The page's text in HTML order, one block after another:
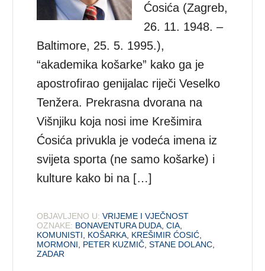
Ćosića (Zagreb,
26. 11. 1948. –
Baltimore, 25. 5. 1995.),
“akademika košarke” kako ga je
apostrofirao genijalac riječi Veselko
Tenžera. Prekrasna dvorana na
Višnjiku koja nosi ime Krešimira
Ćosića privukla je vodeća imena iz
svijeta sporta (ne samo košarke) i
kulture kako bi na […]
OBJAVLJENO U: VRIJEME I VJEČNOST
OZNAKE: BONAVENTURA DUDA ,CIA
KOMUNISTI
KOŠARKA KREŠIMIR ĆOSIĆ
MORMONI
PETER KUZMIČ ,STANE DOLANC
ZADAR